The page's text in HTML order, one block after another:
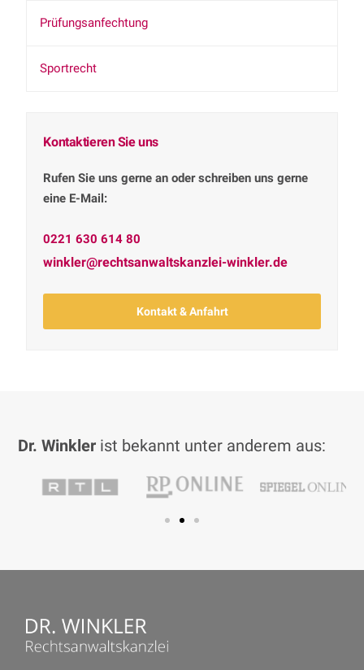
Prüfungsanfechtung
Sportrecht
Kontaktieren Sie uns
Rufen Sie uns gerne an oder schreiben uns gerne
eine E-Mail:
0221 630 614 80
winkler@rechtsanwaltskanzlei-winkler.de
Kontakt & Anfahrt
Dr. Winkler ist bekannt unter anderem aus: